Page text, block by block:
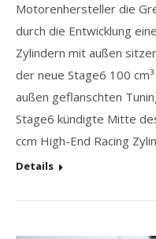
Motorenhersteller die
durch die Entwicklung
Zylindern mit außen
der neue Stage6 100
außen geflanschten
Stage6 kündigte Mitte
ccm High-End Racing
Details